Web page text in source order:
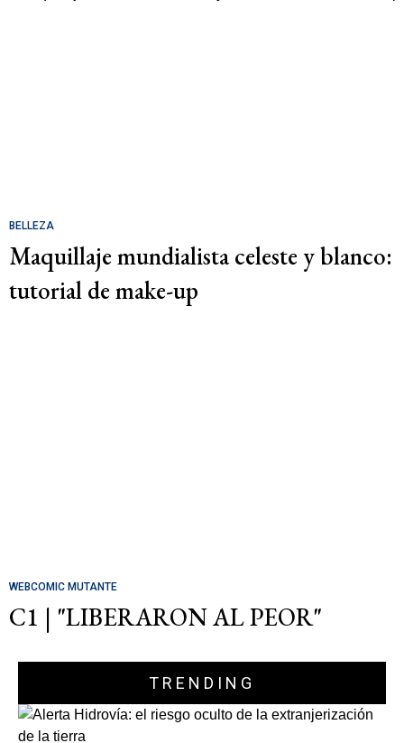
BELLEZA
Maquillaje mundialista celeste y blanco:
tutorial de make-up
WEBCOMIC MUTANTE
C1 | "LIBERARON AL PEOR"
TRENDING